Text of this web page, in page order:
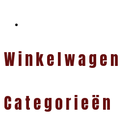
Winkelwagen
Categorieën